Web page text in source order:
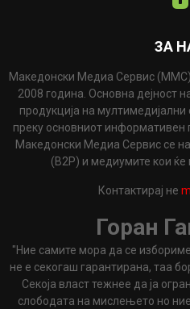
ЗА
Македонски Медиа Сервис (ММС)
2008 година. Основна дејност
продукција на
преку основниот информативен
Македонски Медиа Сервис се
(B2P) и медиумите кои ќе
Контактирај не
Горан
"Ние самите мора да се
не е секогаш гарантирана, таа
Секоја власт тежнее да ја
слободата на мислењето но